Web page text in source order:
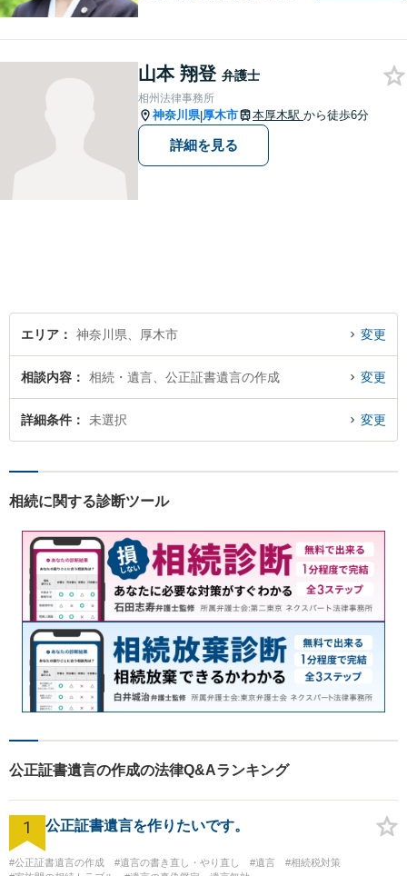
う、全力でサポートします。
山本 翔登 弁護士
相州法律事務所
神奈川県|厚木市 本厚木駅 から徒歩6分
詳細を見る
エリア 神奈川県、厚木市 変更
相談内容 相続・遺言、公正証書遺言の作成 変更
詳細条件 未選択 変更
相続に関する診断ツール
公正証書遺言の作成の法律Q&Aランキング
1 公正証書遺言を作りたいです。
#公正証書遺言の作成 #遺言の書き直し・やり直し #遺言
#相続税対策